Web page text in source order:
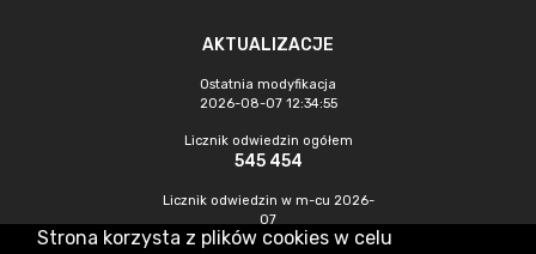
AKTUALIZACJE
Ostatnia modyfikacja
2026-08-07 12:34:55
Licznik odwiedzin ogółem
545 454
Licznik odwiedzin w m-cu 2026-
07
1 470
Strona korzysta z plików cookies w celu